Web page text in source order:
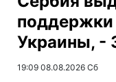
поддержки
Украины, -
19:09 08.08.2026 Сб